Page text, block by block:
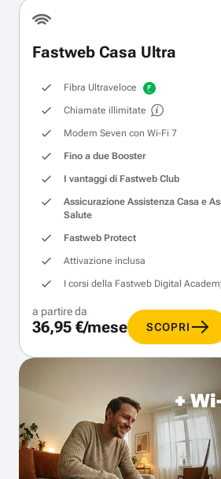
Fastweb Casa Ultra
Fibra Ultraveloce
Chiamate illimitate
Modem Seven con Wi‑Fi 7
Fino a due Booster
I vantaggi di Fastweb Club
Assicurazione Assistenza Casa e
Salute
Fastweb Protect
Attivazione inclusa
I corsi della Fastweb Digital
a partire da
36,95 €/mese SCOPRI
+